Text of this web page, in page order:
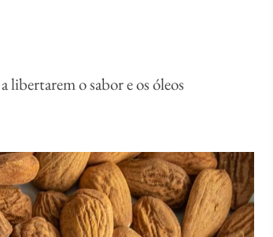
libertarem o sabor e os óleos